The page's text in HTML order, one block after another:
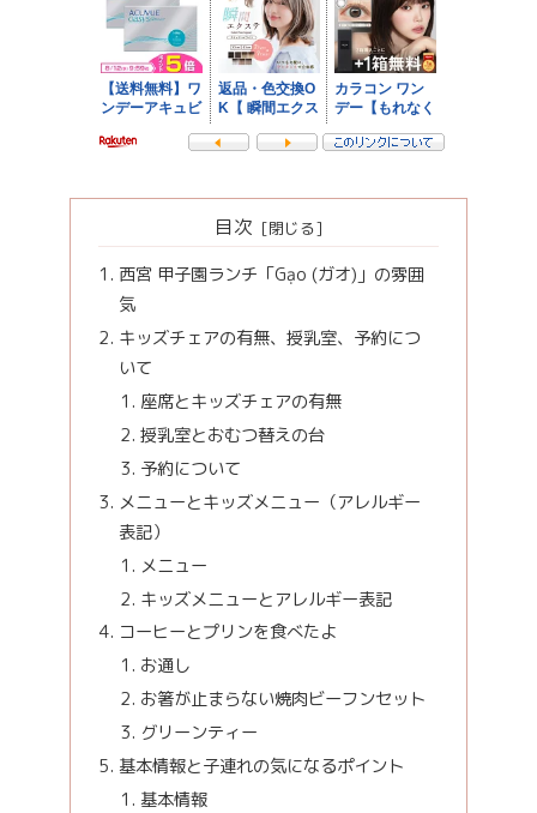
目次
西宮 甲子園ランチ「Gạo (ガオ)」の雰囲
気
キッズチェアの有無、授乳室、予約につ
いて
座席とキッズチェアの有無
授乳室とおむつ替えの台
予約について
メニューとキッズメニュー（アレルギー
表記）
メニュー
キッズメニューとアレルギー表記
コーヒーとプリンを食べたよ
お通し
お箸が止まらない焼肉ビーフンセット
グリーンティー
基本情報と子連れの気になるポイント
基本情報